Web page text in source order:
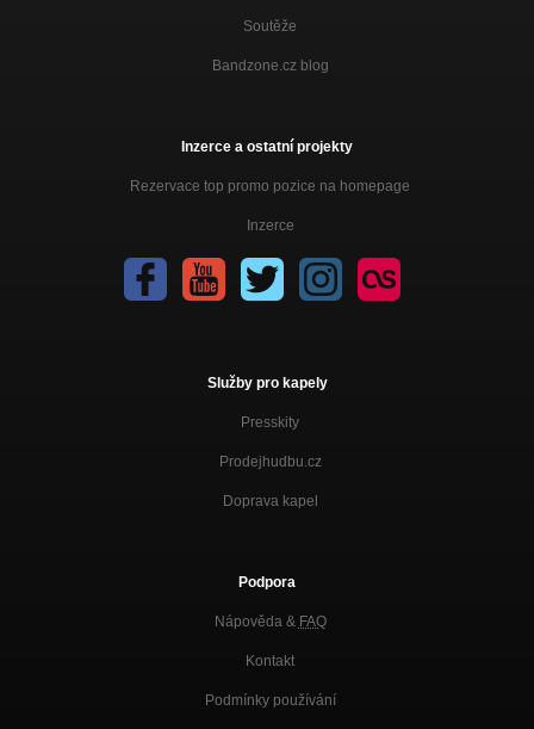
Soutěže
Bandzone.cz blog
Inzerce a ostatní projekty
Rezervace top promo pozice na homepage
Inzerce
Služby pro kapely
Presskity
Prodejhudbu.cz
Doprava kapel
Podpora
Nápověda & FAQ
Kontakt
Podmínky používání